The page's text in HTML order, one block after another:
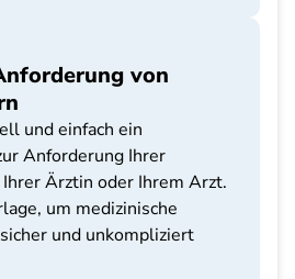
von
und einfach ein
Anforderung Ihrer
Ärztin oder Ihrem Arzt.
um medizinische
und unkompliziert